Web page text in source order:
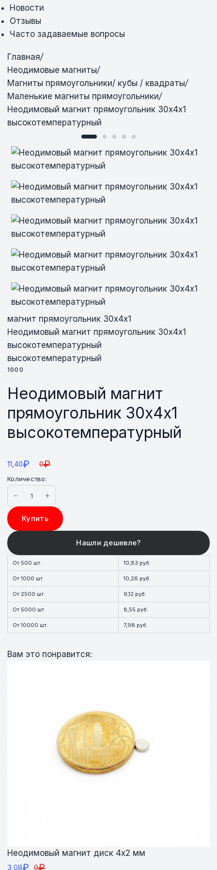
Новости
Отзывы
Часто задаваемые вопросы
Главная/
Неодимовые магниты/
Магниты прямоугольники/ кубы / квадраты/
Маленькие магниты прямоугольники/
Неодимовый магнит прямоугольник 30х4х1
высокотемпературный
Неодимовый магнит прямоугольник
30х4х1 высокотемпературный
Неодимовый магнит прямоугольник
30х4х1 высокотемпературный
Неодимовый магнит прямоугольник
30х4х1 высокотемпературный
Неодимовый магнит прямоугольник
30х4х1 высокотемпературный
Неодимовый магнит прямоугольник
30х4х1 высокотемпературный
магнит прямоугольник 30х4х1
Неодимовый магнит прямоугольник 30х4х1
высокотемпературный
высокотемпературный
1000
Неодимовый магнит
прямоугольник 30х4х1
высокотемпературный
11,40₽ 0₽
Количество:
Купить
От 500 шт. 10,83 руб.
От 1000 шт. 10,26 руб.
От 2500 шт. 9,12 руб.
От 5000 шт. 8,55 руб.
От 10000 шт. 7,98 руб.
Вам это понравится:
Неодимовый магнит диск 4х2 мм
3,08₽ 0₽